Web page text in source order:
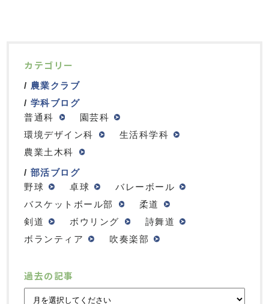
カテゴリー
農業クラブ
学科ブログ
普通科
園芸科
環境デザイン科
生活科学科
農業土木科
部活ブログ
野球
卓球
バレーボール
バスケットボール部
柔道
剣道
ボウリング
詩舞道
ボランティア
吹奏楽部
過去の記事